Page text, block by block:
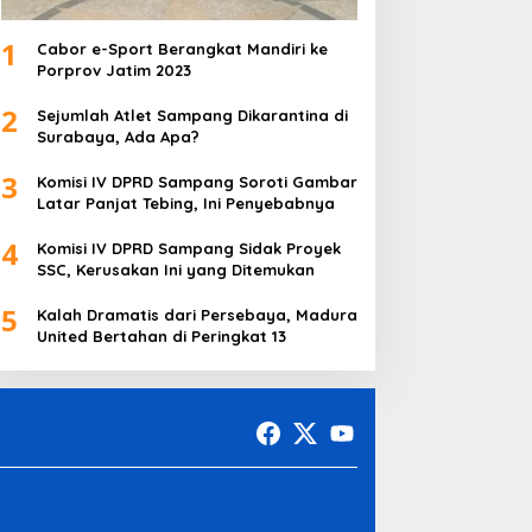
1
Cabor e-Sport Berangkat Mandiri ke
Porprov Jatim 2023
2
Sejumlah Atlet Sampang Dikarantina di
Surabaya, Ada Apa?
3
Komisi IV DPRD Sampang Soroti Gambar
Latar Panjat Tebing, Ini Penyebabnya
4
Komisi IV DPRD Sampang Sidak Proyek
SSC, Kerusakan Ini yang Ditemukan
5
Kalah Dramatis dari Persebaya, Madura
United Bertahan di Peringkat 13